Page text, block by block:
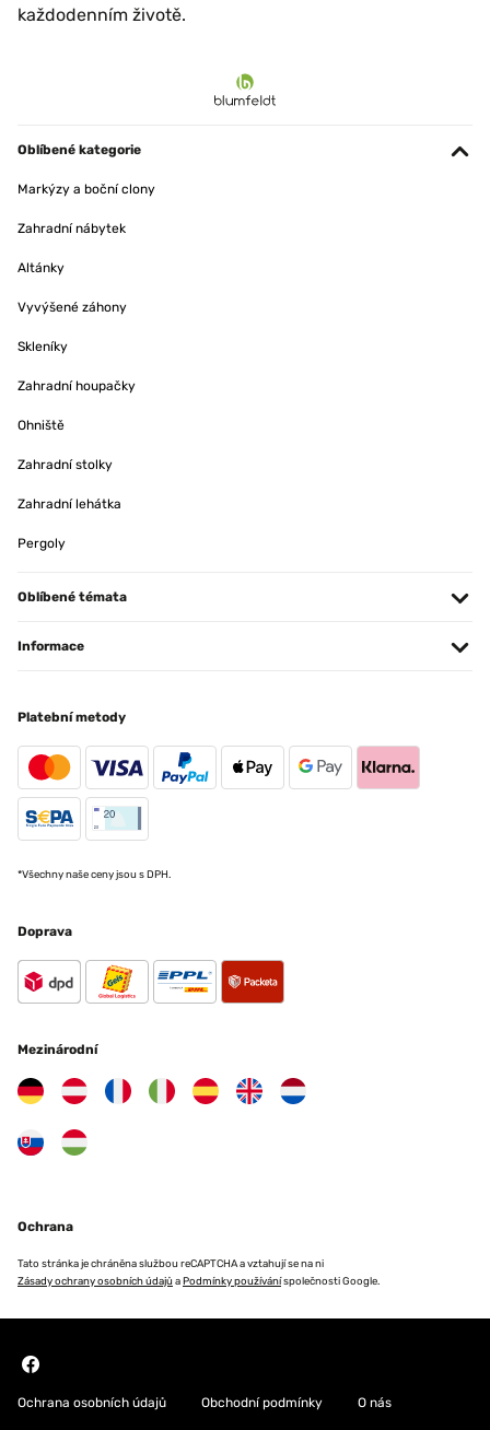
každodenním životě.
Oblíbené kategorie
Markýzy a boční clony
Zahradní nábytek
Altánky
Vyvýšené záhony
Skleníky
Zahradní houpačky
Ohniště
Zahradní stolky
Zahradní lehátka
Pergoly
Oblíbené témata
Informace
Platební metody
*Všechny naše ceny jsou s DPH.
Doprava
Mezinárodní
Ochrana
Tato stránka je chráněna službou reCAPTCHA a vztahují se na ni
Zásady ochrany osobních údajů aPodmínky používáníspolečnosti Google.
Ochrana osobních údajů Obchodní podmínky O nás